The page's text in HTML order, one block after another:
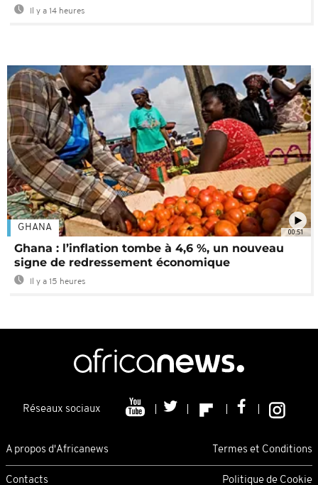
Il y a 14 heures
00:51
GHANA
Ghana : l’inflation tombe à 4,6 %, un nouveau
signe de redressement économique
Il y a 15 heures
Réseaux sociaux
A propos d'Africanews Termes et Conditions
Contacts Politique de Cookie